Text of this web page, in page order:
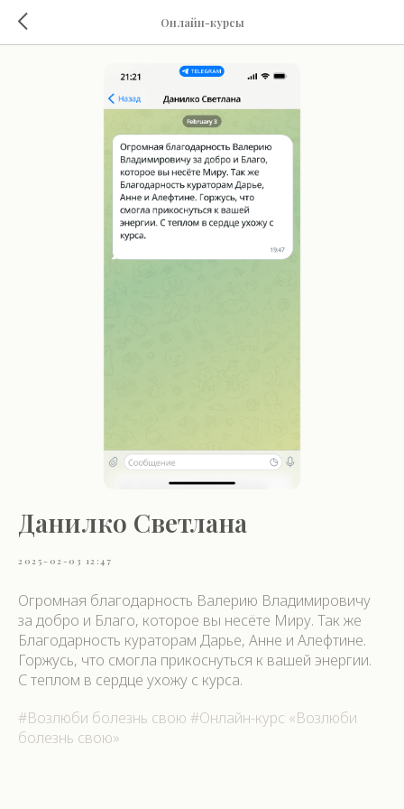
Онлайн-курсы
Данилко Светлана
2025-02-03 12:47
Огромная благодарность Валерию Владимировичу
за добро и Благо, которое вы несёте Миру. Так же
Благодарность кураторам Дарье, Анне и Алефтине.
Горжусь, что смогла прикоснуться к вашей энергии.
С теплом в сердце ухожу с курса.
#Возлюби болезнь свою #Онлайн-курс «Возлюби
болезнь свою»